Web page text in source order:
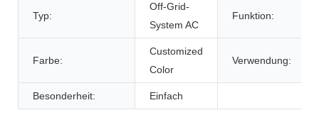
Typ:
Off-Grid-
System AC
Funktion:
Farbe:
Customized
Color
Verwendung:
Besonderheit: Einfach